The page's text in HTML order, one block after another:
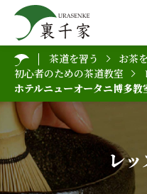
茶道を習う
お茶
初心者のための茶道教室
ホテルニューオータニ博多
レ